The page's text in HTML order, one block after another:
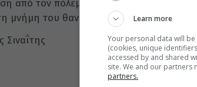
από τον πόλεμο κάποια ώρα ή στιγμή,
μνήμη του θανάτου.
Σιναΐτης
Learn more
Your personal data will
(cookies, unique
accessed by and shared
site. We and our partners
partners.